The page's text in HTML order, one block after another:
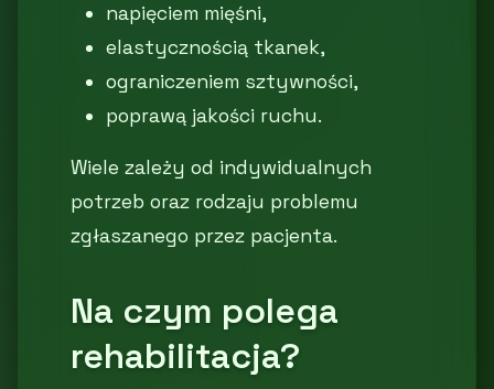
napięciem mięśni,
elastycznością tkanek,
ograniczeniem sztywności,
poprawą jakości ruchu.
Wiele zależy od indywidualnych
potrzeb oraz rodzaju problemu
zgłaszanego przez pacjenta.
Na czym polega
rehabilitacja?